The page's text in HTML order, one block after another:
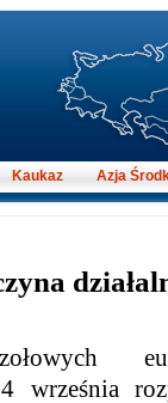
września
Kaukaz Azja